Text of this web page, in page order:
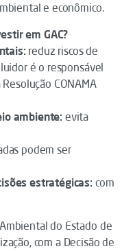
e econômico.
em GAC?
reduz riscos de
é o responsável
CONAMA
ambiente: evita
podem ser
estratégicas: com
Ambiental do Estado de
com a Decisão de